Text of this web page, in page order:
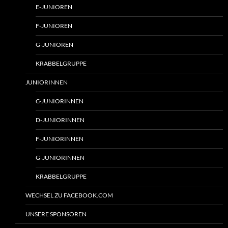
E-JUNIOREN
F-JUNIOREN
G-JUNIOREN
KRABBELGRUPPE
JUNIORINNEN
C-JUNIORINNEN
D-JUNIORINNEN
F-JUNIORINNEN
G-JUNIORINNEN
KRABBELGRUPPE
WECHSEL ZU FACEBOOK.COM
UNSERE SPONSOREN